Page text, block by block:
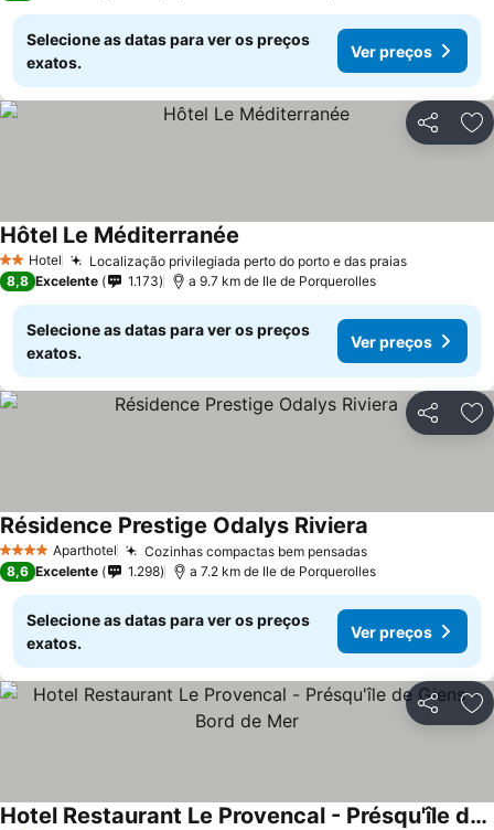
Selecione as datas para ver os preços
exatos.
Ver preços
Partilhar
2 Estrelas
Hotel Localização privilegiada perto do porto e das praias
Hôtel Le Méditerranée
8,8 Excelente 1.173 a 9.7 km de Ile de Porquerolles
Selecione as datas para ver os preços
exatos.
Ver preços
Partilhar
4 EstrelasAparthotel Cozinhas compactas bem pensadas
Résidence Prestige Odalys Riviera
8,6 Excelente 1.298 a 7.2 km de Ile de Porquerolles
Selecione as datas para ver os preços
exatos.
Ver preços
Partilhar
Hotel Restaurant Le Provencal - Présqu'île de Giens - Bord de Mer